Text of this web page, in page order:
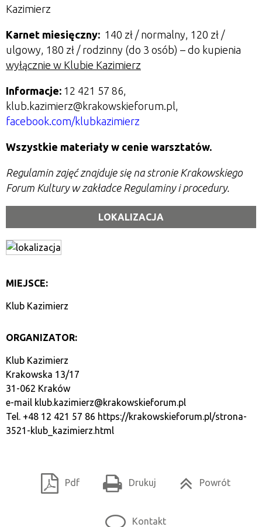
Kazimierz
Karnet miesięczny: 140 zł / normalny, 120 zł /
ulgowy, 180 zł / rodzinny (do 3 osób) – do kupienia
wyłącznie w Klubie Kazimierz
Informacje: 12 421 57 86,
klub.kazimierz@krakowskieforum.pl,
facebook.com/klubkazimierz
Wszystkie materiały w cenie warsztatów.
Regulamin zajęć znajduje się na stronie Krakowskiego
Forum Kultury w zakładce Regulaminy i procedury.
LOKALIZACJA
MIEJSCE:
Klub Kazimierz
ORGANIZATOR:
Klub Kazimierz
Krakowska 13/17
31-062 Kraków
e-mail klub.kazimierz@krakowskieforum.pl
Tel. +48 12 421 57 86 https://krakowskieforum.pl/strona-
3521-klub_kazimierz.html
Pdf Drukuj Powrót
Kontakt